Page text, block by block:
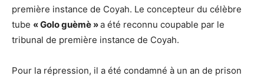
première instance de Coyah. Le concepteur du célèbre
tube « Golo guèmè »a été reconnu coupable par le
tribunal de première instance de Coyah.
Pour la répression, il a été condamné à un an de prison